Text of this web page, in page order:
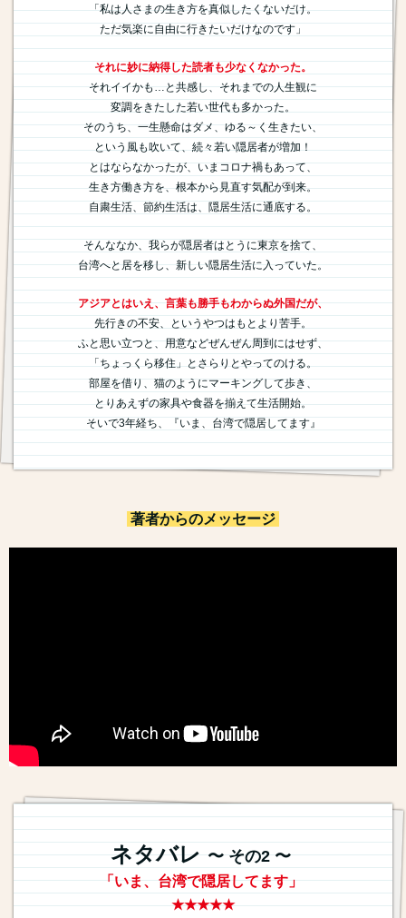
「私は人さまの生き方を真似したくないだけ。
ただ気楽に自由に行きたいだけなのです」
それに妙に納得した読者も少なくなかった。
それイイかも…と共感し、それまでの人生観に
変調をきたした若い世代も多かった。
そのうち、一生懸命はダメ、ゆる～く生きたい、
という風も吹いて、続々若い隠居者が増加！
とはならなかったが、いまコロナ禍もあって、
生き方働き方を、根本から見直す気配が到来。
自粛生活、節約生活は、隠居生活に通底する。
そんななか、我らが隠居者はとうに東京を捨て、
台湾へと居を移し、新しい隠居生活に入っていた。
アジアとはいえ、言葉も勝手もわからぬ外国だが、
先行きの不安、というやつはもとより苦手。
ふと思い立つと、用意などぜんぜん周到にはせず、
「ちょっくら移住」とさらりとやってのける。
部屋を借り、猫のようにマーキングして歩き、
とりあえずの家具や食器を揃えて生活開始。
そいで3年経ち、『いま、台湾で隠居してます』
著者からのメッセージ
ネタバレ〜 その2 〜
「いま、台湾で隠居してます」
★★★★★